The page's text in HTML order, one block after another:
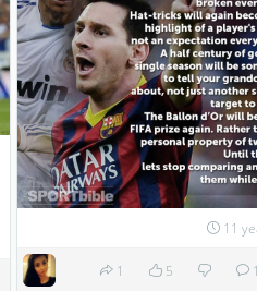
11
1 5 1